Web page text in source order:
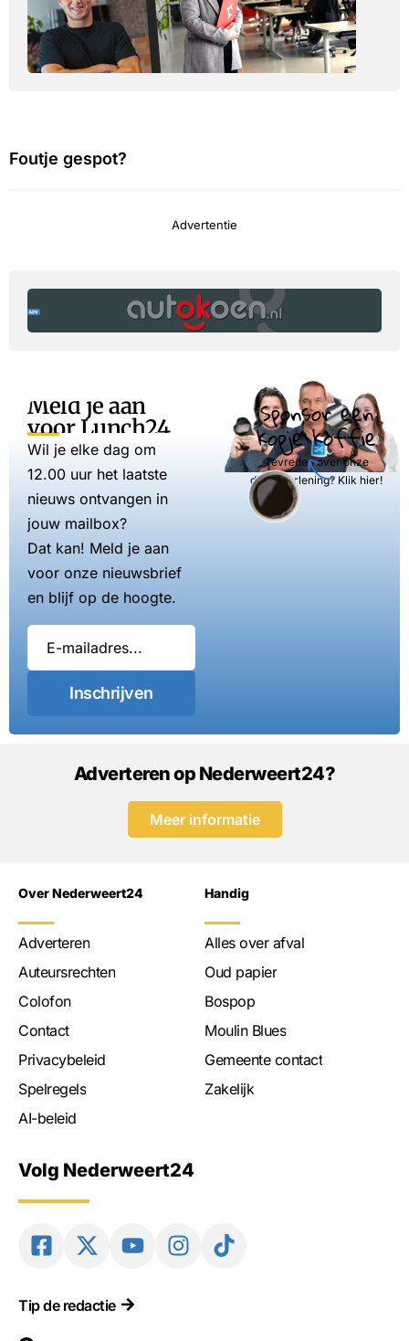
Foutje gespot?
Advertentie
Meld je aan
voor Lunch24
Wil je elke dag om
12.00 uur het laatste
nieuws ontvangen in
jouw mailbox?
Dat kan! Meld je aan
voor onze nieuwsbrief
en blijf op de hoogte.
Inschrijven
Sponsor een
kopje koffie
Tevreden over onze
dienstverlening? Klik hier!
Adverteren op Nederweert24?
Meer informatie
Over Nederweert24
Adverteren
Auteursrechten
Colofon
Contact
Privacybeleid
Spelregels
AI-beleid
Handig
Alles over afval
Oud papier
Bospop
Moulin Blues
Gemeente contact
Zakelijk
Volg Nederweert24
Tip de redactie